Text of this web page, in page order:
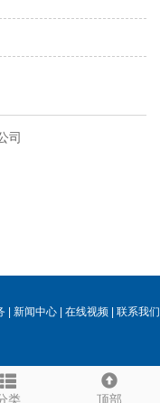
司
| 新闻中心| 在线视频| 联系我们
类 顶部